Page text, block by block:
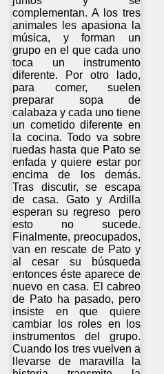
complementan. A los tres
animales les apasiona la
música, y forman un
grupo en el que cada uno
toca un instrumento
diferente. Por otro lado,
para comer, suelen
preparar sopa de
calabaza y cada uno tiene
un cometido diferente en
la cocina. Todo va sobre
ruedas hasta que Pato se
enfada y quiere estar por
encima de los demás.
Tras discutir, se escapa
de casa. Gato y Ardilla
esperan su regreso pero
esto no sucede.
Finalmente, preocupados,
van en rescate de Pato y
al cesar su búsqueda
entonces éste aparece de
nuevo en casa. El cabreo
de Pato ha pasado, pero
insiste en que quiere
cambiar los roles en los
instrumentos del grupo.
Cuando los tres vuelven a
llevarse de maravilla la